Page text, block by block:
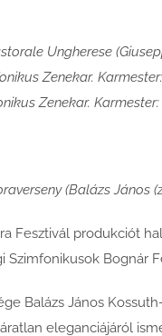
Ungherese
Zenekar.
Zenekar.
(Balázs János
Fesztivál produkciót
Szimfonikusok Bognár
Balázs János
eleganciájáról